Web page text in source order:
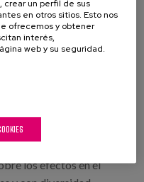
contenidos de
la actividad física y
para personas
funcional y
y actividad continua.
una
los efectos en el
crear un perfil de sus
en otros sitios. Esto nos
ofrecemos y obtener
interés,
web y su seguridad.